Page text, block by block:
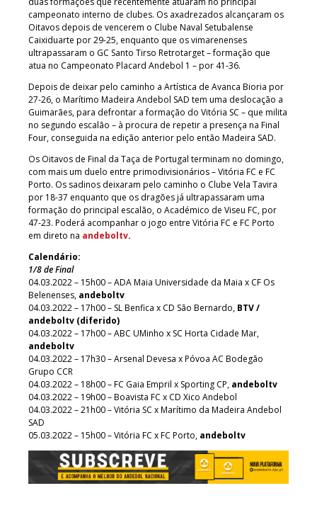
campeonato interno de clubes. Os axadrezados alcançaram os
Oitavos depois de vencerem o Clube Naval Setubalense
Caixiduarte por 29-25, enquanto que os vimarenenses
ultrapassaram o GC Santo Tirso Retrotarget – formação que
atua no Campeonato Placard Andebol 1 – por 41-36.
Depois de deixar pelo caminho a Artística de Avanca Bioria por
27-26, o Marítimo Madeira Andebol SAD tem uma deslocação a
Guimarães, para defrontar a formação do Vitória SC – que milita
no segundo escalão – à procura de repetir a presença na Final
Four, conseguida na edição anterior pelo então Madeira SAD.
Os Oitavos de Final da Taça de Portugal terminam no domingo,
com mais um duelo entre primodivisionários – Vitória FC e FC
Porto. Os sadinos deixaram pelo caminho o Clube Vela Tavira
por 18-37 enquanto que os dragões já ultrapassaram uma
formação do principal escalão, o Académico de Viseu FC, por
47-23. Poderá acompanhar o jogo entre Vitória FC e FC Porto
em direto na andeboltv.
Calendário:
1/8 de Final
04.03.2022 – 15h00 – ADA Maia Universidade da Maia x CF Os
Belenenses, andeboltv
04.03.2022 – 17h00 – SL Benfica x CD São Bernardo, BTV /
andeboltv (diferido)
04.03.2022 – 17h00 – ABC UMinho x SC Horta Cidade Mar,
andeboltv
04.03.2022 – 17h30 – Arsenal Devesa x Póvoa AC Bodegão
Grupo CCR
04.03.2022 – 18h00 – FC Gaia Empril x Sporting CP, andeboltv
04.03.2022 – 19h00 – Boavista FC x CD Xico Andebol
04.03.2022 – 21h00 – Vitória SC x Marítimo da Madeira Andebol
SAD
05.03.2022 – 15h00 – Vitória FC x FC Porto, andeboltv